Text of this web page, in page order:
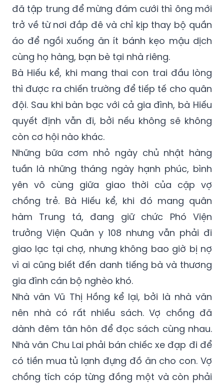
đã tập trung để mừng đám cưới thì ông mới
trở về từ nơi đắp đê và chỉ kịp thay bộ quần
áo để ngồi xuống ăn ít bánh kẹo mậu dịch
cùng họ hàng, bạn bè tại nhà riêng.
Bà Hiếu kể, khi mang thai con trai đầu lòng
thì được ra chiến trường để tiếp tế cho quân
đội. Sau khi bàn bạc với cả gia đình, bà Hiếu
quyết định vẫn đi, bởi nếu không sẽ không
còn cơ hội nào khác.
Những bữa cơm nhỏ ngày chủ nhật hàng
tuần là những tháng ngày hạnh phúc, bình
yên vô cùng giữa giao thời của cặp vợ
chồng trẻ. Bà Hiếu kể, khi đó mang quân
hàm Trung tá, đang giữ chức Phó Viện
trưởng Viện Quân y 108 nhưng vẫn phải đi
giao lạc tại chợ, nhưng không bao giờ bị nợ
vì ai cũng biết đến danh tiếng bà và thương
gia đình cán bộ nghèo khó.
Nhà văn Vũ Thị Hồng kể lại, bởi là nhà văn
nên nhà có rất nhiều sách. Vợ chồng đã
dành đêm tân hôn để đọc sách cùng nhau.
Nhà văn Chu Lai phải bán chiếc xe đạp đi để
có tiền mua tủ lạnh đựng đồ ăn cho con. Vợ
chồng tích cóp từng đồng một và còn phải